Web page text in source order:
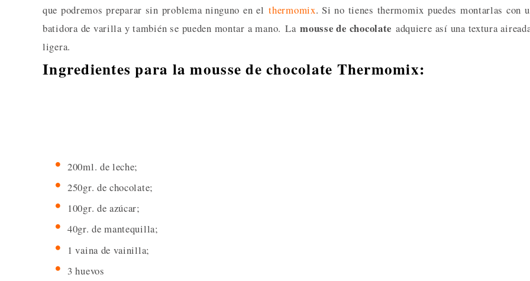
que podremos preparar sin problema ninguno en elthermomix. Si no tienes thermomix puedes montarlas con
batidora de varilla y también se pueden montar a mano. Lamousse de chocolate adquiere así una textura
ligera.
Ingredientes para la mousse de chocolate Thermomix:
200ml. de leche;
250gr. de chocolate;
100gr. de azúcar;
40gr. de mantequilla;
1 vaina de vainilla;
3 huevos